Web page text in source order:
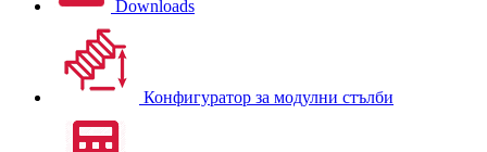
Downloads
Конфигуратор за модулни стълби